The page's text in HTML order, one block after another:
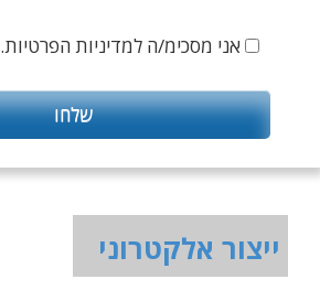
אני מסכימ/ה למדיניות הפרטיות.
ייצור אלקטרוני